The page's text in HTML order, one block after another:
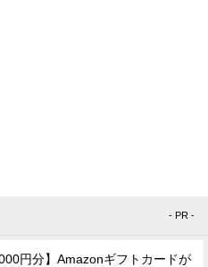
- PR -
円分】Amazonギフトカードが